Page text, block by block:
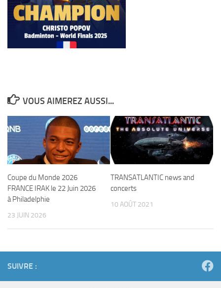
VOUS AIMEREZ AUSSI...
Coupe du Monde 2026
FRANCE IRAK le 22 Juin 2026
à Philadelphie
23 JUIN 2026
TRANSATLANTIC news and
concerts
10 AOÛT 2021
SUIVRE :